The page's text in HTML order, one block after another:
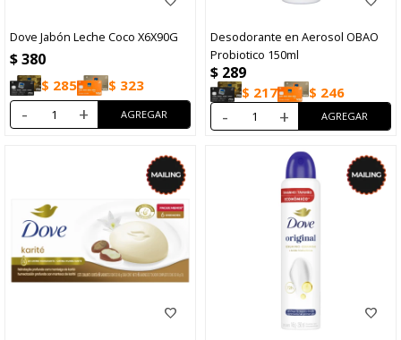
Dove Jabón Leche Coco X6X90G
$380
$ 285 $ 323
- +
Desodorante en Aerosol OBAO
Probiotico 150ml
$ 289
$ 217 $ 246
- +